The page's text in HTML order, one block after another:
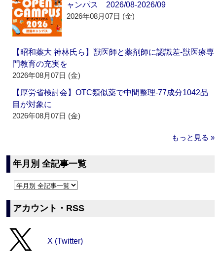
ャンパス 2026/08-2026/09
2026年08月07日 (金)
【昭和薬大 神林氏ら】獣医師と薬剤師に認識差‐獣医療専
門教育の充実を
2026年08月07日 (金)
【厚労省検討会】OTC類似薬で中間整理‐77成分1042品
目が対象に
2026年08月07日 (金)
もっと見る »
年月別 全記事一覧
アカウント・RSS
X (Twitter)